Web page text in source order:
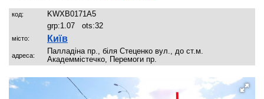
код:
KWXB0171A5
grp:1.07 ots:32
місто: Київ
адреса:
Палладіна пр., біля Стеценко вул., до ст.м.
Академмістечко, Перемоги пр.